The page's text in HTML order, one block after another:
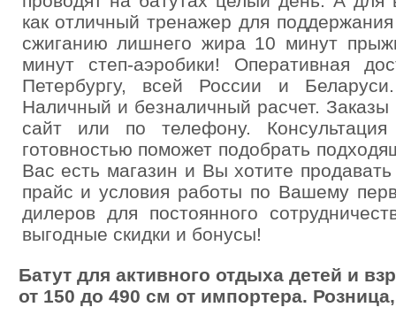
как отличный тренажер для
сжиганию лишнего жира 10 минут
минут степ-аэробики! Оперативная
Петербургу, всей России и
Наличный и безналичный расчет.
сайт или по телефону.
готовностью поможет подобрать
Вас есть магазин и Вы хотите
прайс и условия работы по Вашему
дилеров для постоянного
выгодные скидки и бонусы!
Батут для активного отдыха детей и
от 150 до 490 см от импортера.